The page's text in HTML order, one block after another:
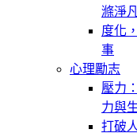
滌淨
度化
事
心理勵志
壓力
力與
打破